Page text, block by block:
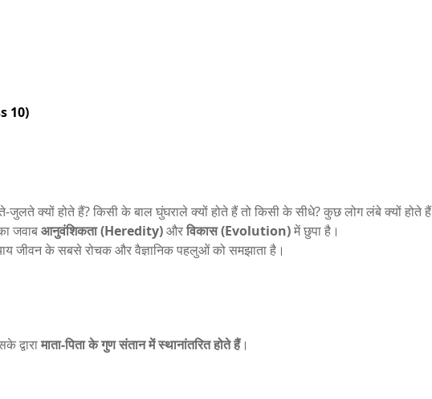
10)
जुलते क्यों होते हैं? किसी के बाल घुंघराले क्यों होते हैं तो किसी के सीधे? कुछ लोग लंबे क्यों होते हैं
जवाबआनुवंशिकता (Heredity)औरविकास (Evolution)में छुपा है।
जीवन के सबसे रोचक और वैज्ञानिक पहलुओं को समझाता है।
द्वारामाता-पिता के गुण संतान में स्थानांतरित होते हैं।